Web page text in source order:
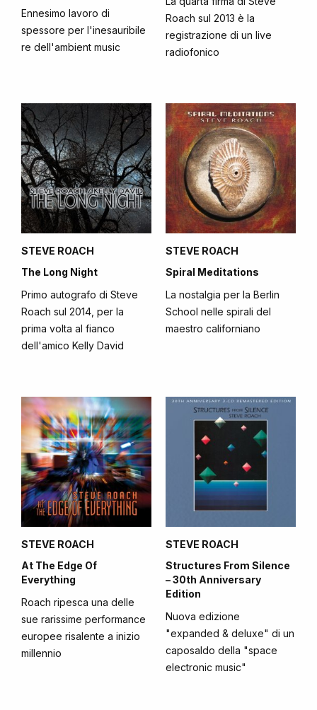
Ennesimo lavoro di
spessore per l'inesauribile
re dell'ambient music
Roach sul 2013 è la
registrazione di un live
radiofonico
STEVE ROACH
The Long Night
Primo autografo di Steve
Roach sul 2014, per la
prima volta al fianco
dell'amico Kelly David
STEVE ROACH
Spiral Meditations
La nostalgia per la Berlin
School nelle spirali del
maestro californiano
STEVE ROACH
At The Edge Of
Everything
Roach ripesca una delle
sue rarissime performance
europee risalente a inizio
millennio
STEVE ROACH
Structures From Silence
– 30th Anniversary
Edition
Nuova edizione
"expanded & deluxe" di un
caposaldo della "space
electronic music"